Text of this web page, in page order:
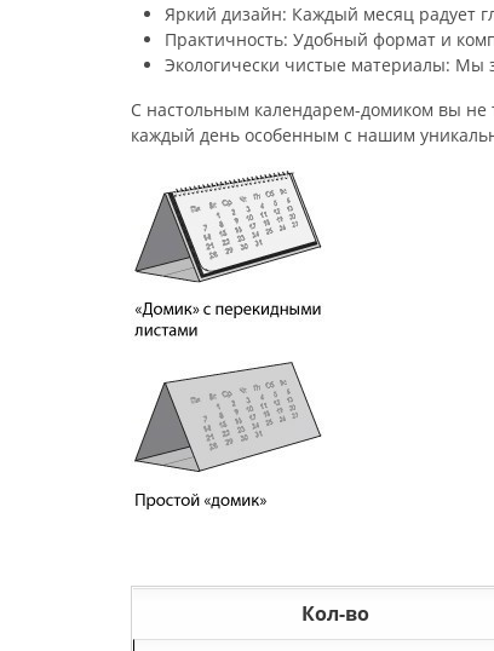
Яркий дизайн: Каждый месяц радует
Практичность: Удобный формат и
Экологически чистые материалы: Мы
С настольным календарем-домиком вы не
каждый день особенным с нашим
Кол-во